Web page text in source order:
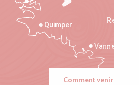
Rennes
Vannes
Quimper
Comment venir ?